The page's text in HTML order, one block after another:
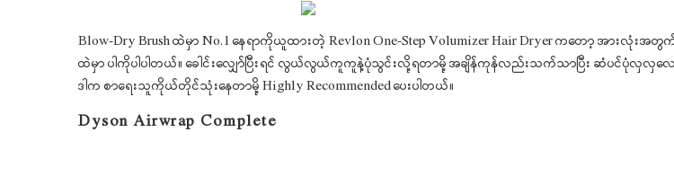
Blow-Dry Brush ထဲမှာ No.1 နေရာကိုယူထားတဲ့ Revlon One-Step Volumizer Hair Dryer ကတော့ အားလုံးအတွက်
ထဲမှာ ပါကိုပါပါတယ်။ ခေါင်းလျှော်ပြီးရင် လွယ်လွယ်ကူကူနဲ့ပုံသွင်းလို့ရတာမို့ အချိန်ကုန်လည်းသက်သာပြီး ဆံပင်ပုံလှ
ဒါက စာရေးသူကိုယ်တိုင်သုံးနေတာမို့ Highly Recommended ပေးပါတယ်။
Dyson Airwrap Complete